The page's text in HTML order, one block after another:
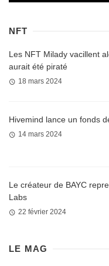
NFT
Les NFT Milady vacillent
aurait été piraté
18 mars 2024
Hivemind lance un fonds
14 mars 2024
Le créateur de BAYC
Labs
22 février 2024
LE MAG